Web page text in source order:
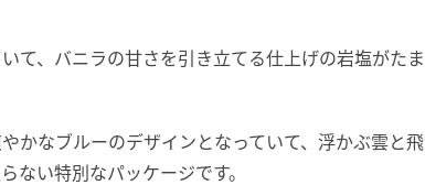
て、バニラの甘さを引き立てる仕上げの岩塩がたま
かなブルーのデザインとなっていて、浮かぶ雲と飛
ない特別なパッケージです。